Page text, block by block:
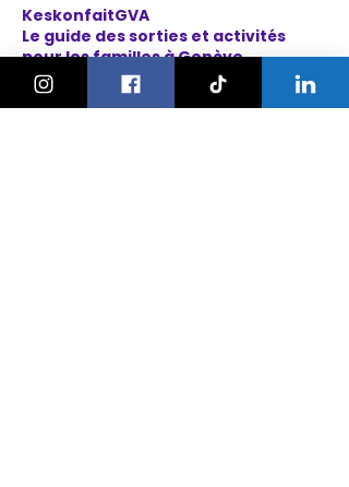
KeskonfaitGVA
Le guide des sorties et activités
pour les familles à Genève.
On bouge les familles ou bien ?!